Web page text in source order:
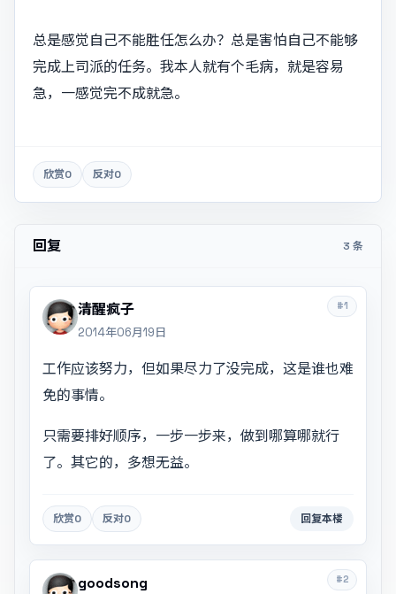
总是感觉自己不能胜任怎么办？总是害怕自己不能够
完成上司派的任务。我本人就有个毛病，就是容易
急，一感觉完不成就急。
欣赏0 反对0
回复 3 条
#1
清醒疯子
2014年06月19日
工作应该努力，但如果尽力了没完成，这是谁也难
免的事情。
只需要排好顺序，一步一步来，做到哪算哪就行
了。其它的，多想无益。
欣赏0 反对0 回复本楼
#2
goodsong